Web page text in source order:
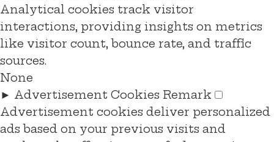
Analytical cookies track visitor
interactions, providing insights on metrics
like visitor count, bounce rate, and traffic
sources.
None
► Advertisement Cookies Remark
Advertisement cookies deliver personalized
ads based on your previous visits and